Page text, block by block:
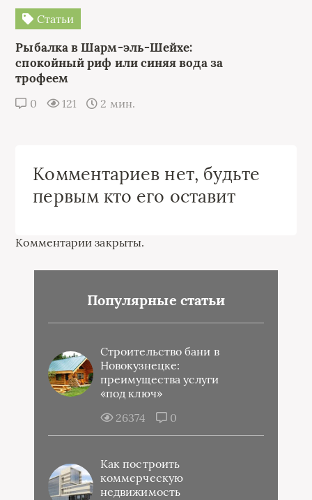
Статьи
Рыбалка в Шарм-эль-Шейхе:
спокойный риф или синяя вода за
трофеем
0 121 2 мин.
Комментариев нет, будьте
первым кто его оставит
Комментарии закрыты.
Популярные статьи
Строительство бани в
Новокузнецке:
преимущества услуги
«под ключ»
26374
0
Как построить
коммерческую
недвижимость